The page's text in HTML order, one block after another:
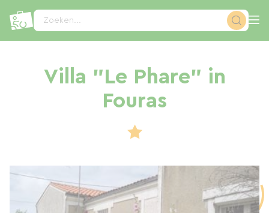
Zoeken...
Villa "Le Phare" in
Fouras
Cookies beheer paneel